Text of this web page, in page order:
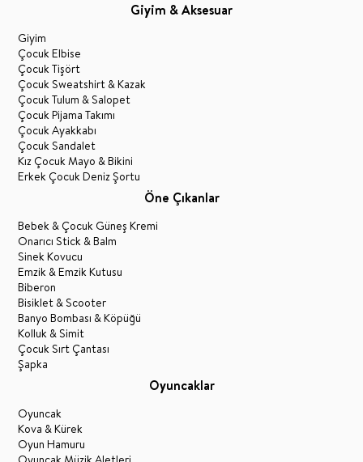
Giyim & Aksesuar
Giyim
Çocuk Elbise
Çocuk Tişört
Çocuk Sweatshirt & Kazak
Çocuk Tulum & Salopet
Çocuk Pijama Takımı
Çocuk Ayakkabı
Çocuk Sandalet
Kız Çocuk Mayo & Bikini
Erkek Çocuk Deniz Şortu
Öne Çıkanlar
Bebek & Çocuk Güneş Kremi
Onarıcı Stick & Balm
Sinek Kovucu
Emzik & Emzik Kutusu
Biberon
Bisiklet & Scooter
Banyo Bombası & Köpüğü
Kolluk & Simit
Çocuk Sırt Çantası
Şapka
Oyuncaklar
Oyuncak
Kova & Kürek
Oyun Hamuru